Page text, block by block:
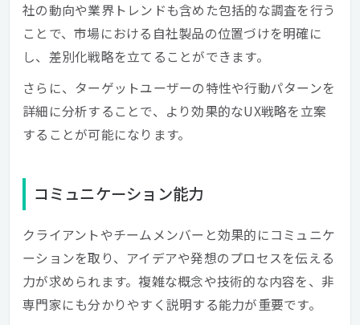
社の動向や業界トレンドも含めた包括的な調査を行う
ことで、市場における自社製品の位置づけを明確に
し、差別化戦略を立てることができます。
さらに、ターゲットユーザーの特性や行動パターンを
詳細に分析することで、より効果的なUX戦略を立案
することが可能になります。
コミュニケーション能力
クライアントやチームメンバーと効果的にコミュニケ
ーションを取り、アイデアや発想のプロセスを伝える
力が求められます。複雑な概念や技術的な内容を、非
専門家にも分かりやすく説明する能力が重要です。